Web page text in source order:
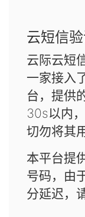
云短信
云际云短
一家接入
台，提供
30s以内
切勿将其
本平台提
号码，由
分延迟，